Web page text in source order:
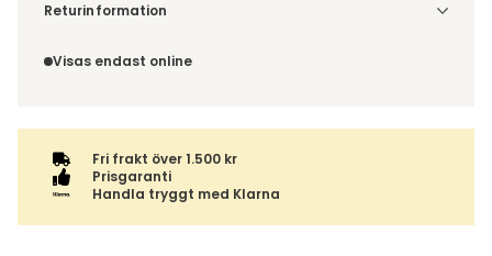
Välj utförande via 'Gör dina val' för fraktinformation på din
Returinformation
inte av ångerrätten.
Visas endast online
Fri frakt över 1.500 kr
Prisgaranti
Handla tryggt med Klarna